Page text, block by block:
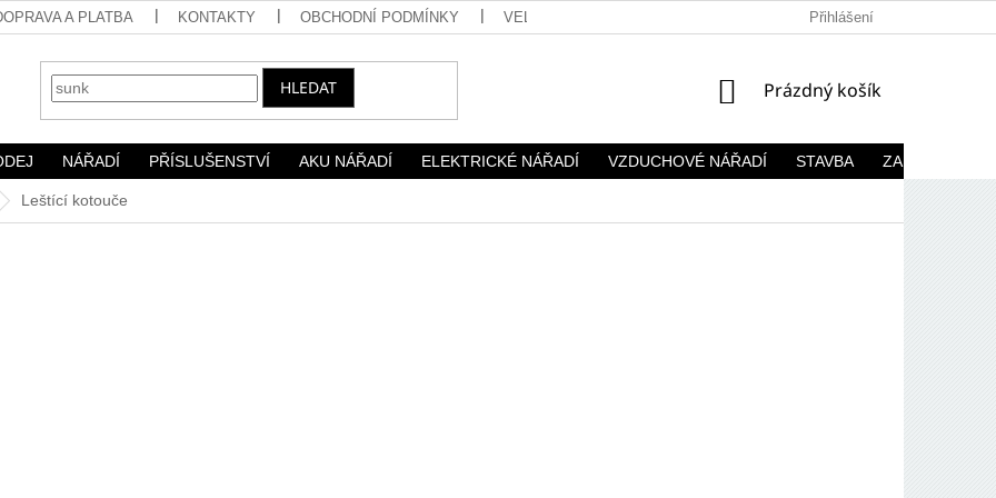
A PLATBA KONTAKTY OBCHODNÍ PODMÍNKY VELKOOBCHOD Přihlášení
HLEDAT
NÁKUPNÍ
Prázdný košík
NÁŘADÍ PŘÍSLUŠENSTVÍ AKU NÁŘADÍ ELEKTRICKÉ NÁŘADÍ VZDUCHOVÉ NÁŘADÍ STAVBA ZAHRADA
Leštící kotouče